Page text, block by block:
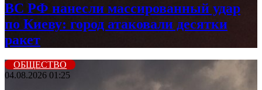
ВС РФ нанесли массированный удар
по Киеву: город атаковали десятки
ракет
ОБЩЕСТВО
04.08.2026 01:25